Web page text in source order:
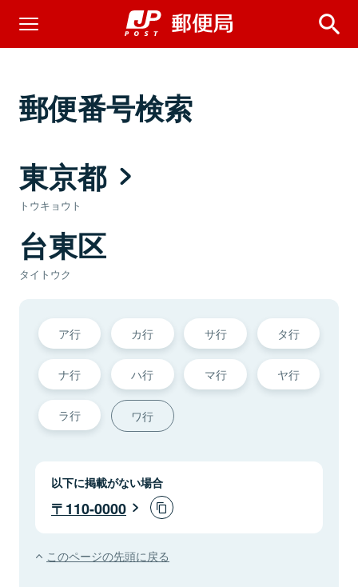
郵便番号検索
東京都
トウキョウト
台東区
タイトウク
ア行 カ行 サ行 タ行
ナ行 ハ行 マ行 ヤ行
ラ行 ワ行
以下に掲載がない場合
110-0000
このページの先頭に戻る